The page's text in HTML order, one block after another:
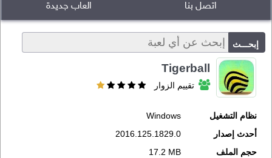
العاب جديدة
اتصل بنا
Tigerball
تقييم الزوار
نظام التشغيل
Windows
أحدث إصدار
2016.125.1829.0
حجم الملف
17.2 MB